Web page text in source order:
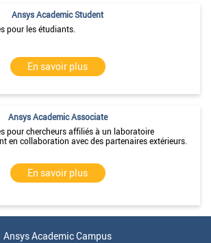
Ansys Academic Student
pour les étudiants.
En savoir plus
Ansys Academic Associate
pour chercheurs affiliés à un laboratoire
en collaboration avec des partenaires extérieurs.
En savoir plus
Ansys Academic Campus